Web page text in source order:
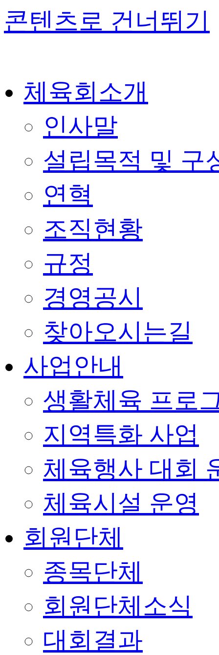
콘텐츠로 건너뛰기
체육회소개
인사말
설립목적 및 구
연혁
조직현황
규정
경영공시
찾아오시는길
사업안내
생활체육 프로
지역특화 사업
체육행사 대회
체육시설 운영
회원단체
종목단체
회원단체소식
대회결과